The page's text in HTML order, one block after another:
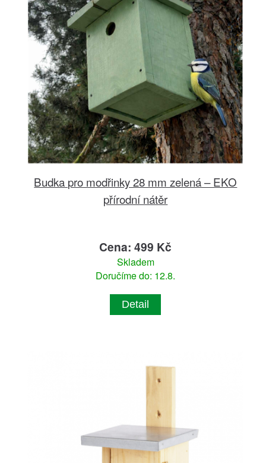
Budka pro modřinky 28 mm zelená – EKO
přírodní nátěr
Cena: 499 Kč
Skladem
Doručíme do: 12.8.
Detail